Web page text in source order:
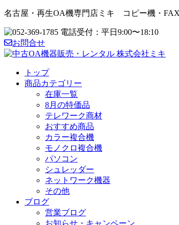
名古屋・再生OA機専門店ミキ コピー機・
お問合せ
トップ
商品カテゴリー
在庫一覧
8月の特価品
テレワーク商材
おすすめ商品
カラー複合機
モノクロ複合機
パソコン
シュレッダー
ネットワーク機器
その他
ブログ
営業ブログ
お知らせ・キャンペーン